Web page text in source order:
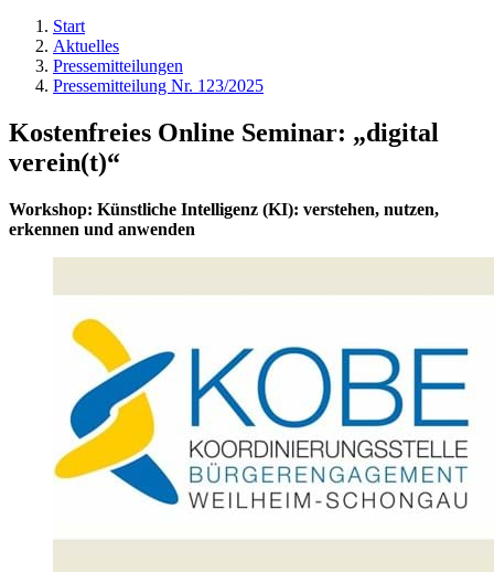
Start
Aktuelles
Pressemitteilungen
Pressemitteilung Nr. 123/2025
Kostenfreies Online Seminar: „digital
verein(t)“
Workshop: Künstliche Intelligenz (KI): verstehen, nutzen,
erkennen und anwenden